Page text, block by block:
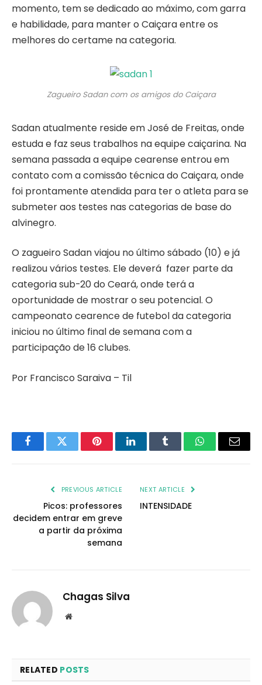
momento, tem se dedicado ao máximo, com garra
e habilidade, para manter o Caiçara entre os
melhores do certame na categoria.
Zagueiro Sadan com os amigos do Caiçara
Sadan atualmente reside em José de Freitas, onde
estuda e faz seus trabalhos na equipe caiçarina. Na
semana passada a equipe cearense entrou em
contato com a comissão técnica do Caiçara, onde
foi prontamente atendida para ter o atleta para se
submeter aos testes nas categorias de base do
alvinegro.
O zagueiro Sadan viajou no último sábado (10) e já
realizou vários testes. Ele deverá fazer parte da
categoria sub-20 do Ceará, onde terá a
oportunidade de mostrar o seu potencial. O
campeonato cearence de futebol da categoria
iniciou no último final de semana com a
participação de 16 clubes.
Por Francisco Saraiva – Til
FacebookTwitter PinterestLinkedInTumblr WhatsAppEmail
PREVIOUS ARTICLE
Picos: professores
decidem entrar em greve
a partir da próxima
semana
NEXT ARTICLE
INTENSIDADE
Chagas Silva
Website
RELATED POSTS